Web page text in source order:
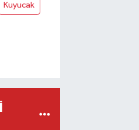
Kuyucak